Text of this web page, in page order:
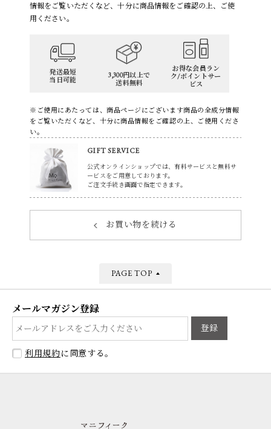
情報をご覧いただくなど、十分に商品情報をご確認の上、ご使
用ください。
発送最短
当日可能
3,300円以上で
送料無料
お得な会員ラン
ク/ポイントサー
ビス
※ご使用にあたっては、商品ページにございます商品の全成分情報
をご覧いただくなど、十分に商品情報をご確認の上、ご使用くださ
い。
GIFT SERVICE
公式オンラインショップでは、有料サービスと無料サ
ービスをご用意しております。
ご注文手続き画面で指定できます。
お買い物を続ける
PAGE TOP
メールマガジン登録
登録
利用規約に同意する。